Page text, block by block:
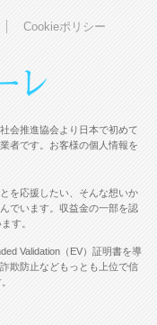
Cookieポリシー
会推進協会より日本で初めて
者です。お客様の個人情報を
を応援したい、そんな想いか
でいます。収益金の一部を認
す。
Validation（EV）証明書を導
欺防止などもっとも上位で信